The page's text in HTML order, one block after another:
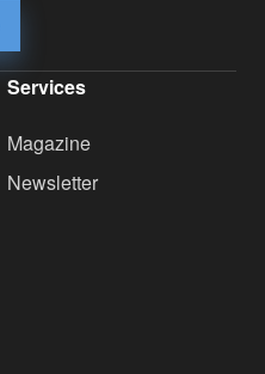
Services
Magazine
Newsletter